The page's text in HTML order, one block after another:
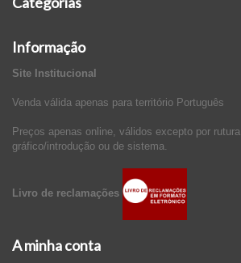
Informação
Site Institucional
Venda válida apenas para território Português
Preços apenas online, válidos excepto por
gráfico/introdução ou de sistema.
Livro de reclamações
A minha conta